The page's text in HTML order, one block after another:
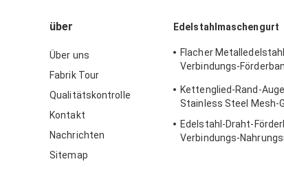
über
Über uns
Fabrik Tour
Qualitätskontrolle
Kontakt
Nachrichten
Sitemap
Edelstahlmaschengurt
Flacher
Verbindungs-
Kettenglied-Rand-
Stainless Steel Mesh-
Edelstahl-Draht-
Verbindungs-